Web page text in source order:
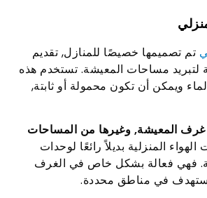
تم تصميمها خصيصًا للمنازل, تقديم
لتبريد مساحات المعيشة. تستخدم هذه
ويمكن أن تكون محمولة أو ثابتة,
المعيشة, وغيرها من المساحات
الهواء المنزلية بديلاً رائعًا لوحدات
فهي فعالة بشكل خاص في الغرف
في مناطق محددة.